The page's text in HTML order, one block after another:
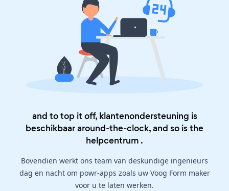
and to top it off, klantenondersteuning is
beschikbaar around-the-clock, and so is the
helpcentrum .
Bovendien werkt ons team van deskundige ingenieurs
dag en nacht om powr-apps zoals uw Voog Form maker
voor u te laten werken.